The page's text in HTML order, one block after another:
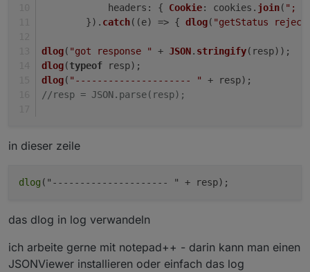
headers : { Cookie: cookies. join( "; "
        }).
catch( (e) => { dlog( "getStatus
dlog( "got response " + JSON. stringify(resp));
dlog(typeof resp);
dlog( "--------------------- "
+ resp);
//resp = JSON.parse(resp);
in dieser zeile
dlog
das dlog in log verwandeln
ich arbeite gerne mit notepad++ - darin kann man einen
JSONViewer installieren oder einfach das log